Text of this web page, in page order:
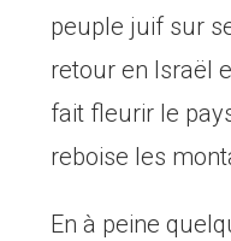
peuple juif sur
retour en Israël
fait fleurir le
reboise les
En à peine